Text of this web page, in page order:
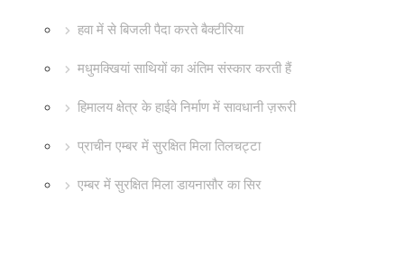
हवा में से बिजली पैदा करते बैक्टीरिया
मधुमक्खियां साथियों का अंतिम संस्कार करती हैं
हिमालय क्षेत्र के हाईवे निर्माण में सावधानी ज़रूरी
प्राचीन एम्बर में सुरक्षित मिला तिलचट्टा
एम्बर में सुरक्षित मिला डायनासौर का सिर